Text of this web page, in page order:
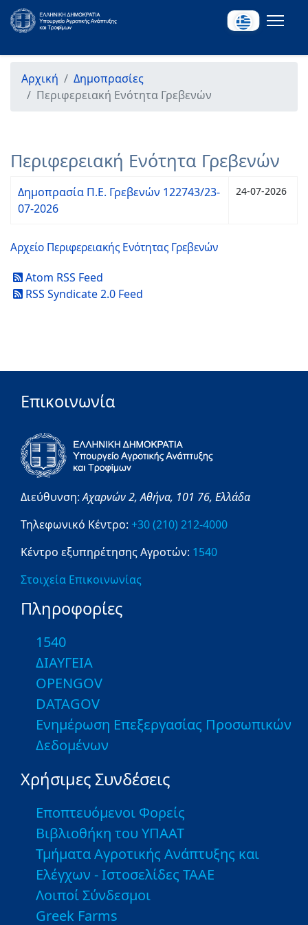
Αρχική
Δημοπρασίες
Περιφερειακή Ενότητα Γρεβενών
Περιφερειακή Ενότητα Γρεβενών
Δημοπρασία Π.Ε. Γρεβενών 122743/23-
07-2026
24-07-2026
Αρχείο Περιφερειακής Ενότητας Γρεβενών
Atom RSS Feed
RSS Syndicate 2.0 Feed
Επικοινωνία
Διεύθυνση:Αχαρνών 2,Αθήνα, 101 76, Ελλάδα
Τηλεφωνικό Κέντρο: +30 (210) 212-4000
Κέντρο εξυπηρέτησης Αγροτών: 1540
Στοιχεία Επικοινωνίας
Πληροφορίες
1540
ΔΙΑΥΓΕΙΑ
OPENGOV
DATAGOV
Ενημέρωση Επεξεργασίας Προσωπικών
Δεδομένων
Χρήσιμες Συνδέσεις
Εποπτευόμενοι Φορείς
Βιβλιοθήκη του ΥΠΑΑΤ
Τμήματα Αγροτικής Ανάπτυξης και
Ελέγχων - Ιστοσελίδες ΤΑΑΕ
Λοιποί Σύνδεσμοι
Greek Farms